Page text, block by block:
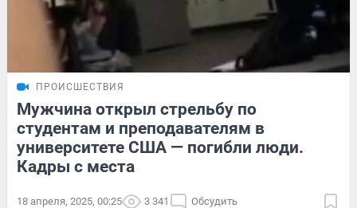
ПРОИСШЕСТВИЯ
Мужчина открыл стрельбу по
студентам и преподавателям в
университете США — погибли люди.
Кадры с места
18 апреля, 2025, 00:25 3 341 Обсудить